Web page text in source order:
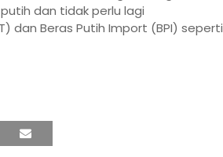
dan tidak perlu lagi
dan Beras Putih Import (BPI) seperti